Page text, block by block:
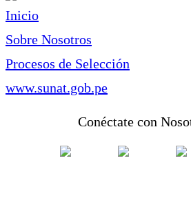
Inicio
Sobre Nosotros
Procesos de Selección
www.sunat.gob.pe
Conéctate con